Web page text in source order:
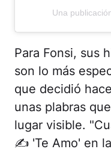
Una
Para Fonsi, sus
son lo más
que decidió
unas plabras
lugar visible.
✍ 'Te Amo' en